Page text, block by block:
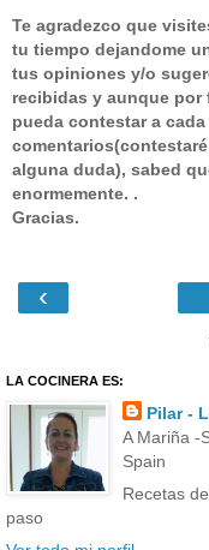
Te agradezco que
tu tiempo dejandome
tus opiniones y/o
recibidas y aunque por
pueda contestar a
alguna duda), sabed
enormemente. .
Gracias.
‹
LA COCINERA ES:
Pilar -
A Mariña -
Spain
Recetas
paso